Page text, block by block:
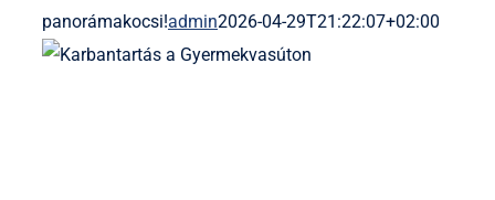
panorámakocsi!admin2026-04-29T21:22:07+02:00